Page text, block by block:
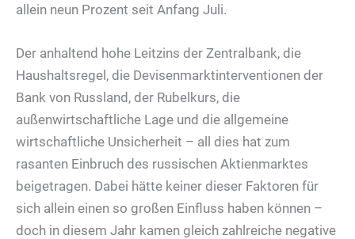
allein neun Prozent seit Anfang Juli.
Der anhaltend hohe Leitzins der Zentralbank, die
Haushaltsregel, die Devisenmarktinterventionen der
Bank von Russland, der Rubelkurs, die
außenwirtschaftliche Lage und die allgemeine
wirtschaftliche Unsicherheit – all dies hat zum
rasanten Einbruch des russischen Aktienmarktes
beigetragen. Dabei hätte keiner dieser Faktoren für
sich allein einen so großen Einfluss haben können –
doch in diesem Jahr kamen gleich zahlreiche negative